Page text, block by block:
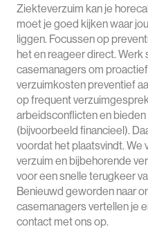
Ziekteverzuim kan je
moet je goed kijken waar
liggen. Focussen op
het en reageer direct. Werk
casemanagers om
verzuimkosten preventief
op frequent
arbeidsconflicten en
(bijvoorbeeld financieel).
voordat het plaatsvindt. We
verzuim en bijbehorende
voor een snelle terugkeer
Benieuwd geworden naar
casemanagers vertellen je
contact met ons op.